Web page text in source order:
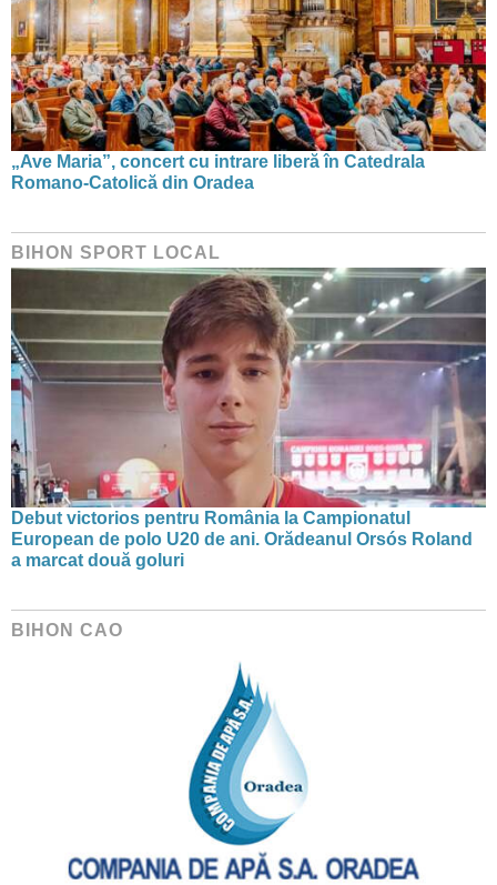
„Ave Maria”, concert cu intrare liberă în Catedrala
Romano-Catolică din Oradea
BIHON SPORT LOCAL
Debut victorios pentru România la Campionatul
European de polo U20 de ani. Orădeanul Orsós Roland
a marcat două goluri
BIHON CAO